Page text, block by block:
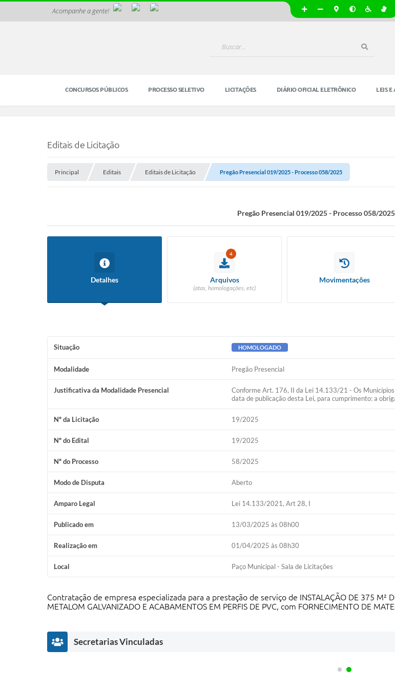
Acompanhe a gente!
CONCURSOS PÚBLICOS PROCESSO SELETIVO LICITAÇÕES DIÁRIO OFICIAL ELETRÔNICO LEIS
Editais de Licitação
Principal Editais Editais de Licitação Pregão Presencial 019/2025 - Processo 058/2025
Pregão Presencial 019/2025 - Processo 058/2025
Detalhes
4
Arquivos
(atas, homologações, etc)
Movimentações
Situação HOMOLOGADO
Modalidade Pregão Presencial
Justificativa da Modalidade Presencial
Conforme Art. 176, II da Lei 14.133/21 - Os
data de publicação desta Lei, para cumprimento: a
Nº da Licitação 19/2025
Nº do Edital 19/2025
Nº do Processo 58/2025
Modo de Disputa Aberto
Amparo Legal Lei 14.133/2021, Art 28, I
Publicado em 13/03/2025 às 08h00
Realização em 01/04/2025 às 08h30
Local Paço Municipal - Sala de Licitações
Contratação de empresa especializada para a prestação de serviço de INSTALAÇÃO DE 375 M²
METALOM GALVANIZADO E ACABAMENTOS EM PERFIS DE PVC, com FORNECIMENTO DE
Secretarias Vinculadas